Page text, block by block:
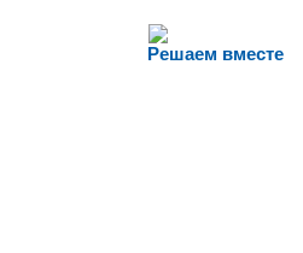
Решаем вместе